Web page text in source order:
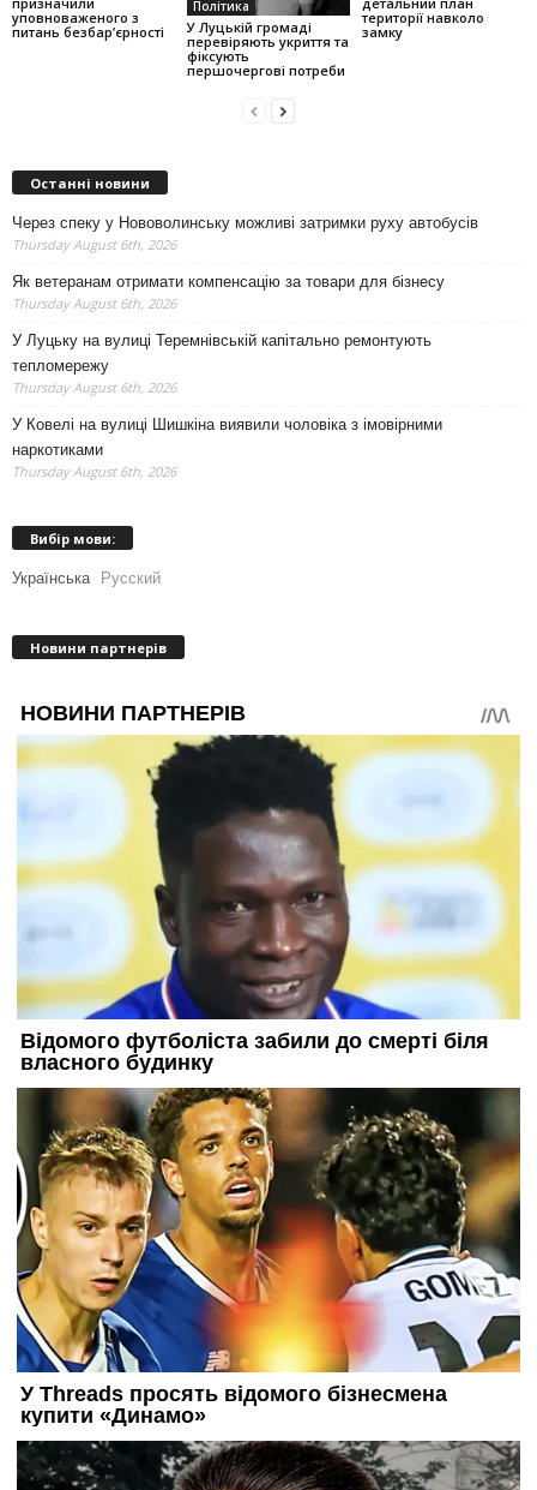
уповноваженого з
питань безбар’єрності
Політика
У Луцькій громаді
перевіряють укриття та
фіксують
першочергові потреби
території навколо
замку
Останні новини
Через спеку у Нововолинську можливі затримки руху автобусів
Thursday August 6th, 2026
Як ветеранам отримати компенсацію за товари для бізнесу
Thursday August 6th, 2026
У Луцьку на вулиці Теремнівській капітально ремонтують
тепломережу
Thursday August 6th, 2026
У Ковелі на вулиці Шишкіна виявили чоловіка з імовірними
наркотиками
Thursday August 6th, 2026
Вибір мови:
Українська Русский
Новини партнерів